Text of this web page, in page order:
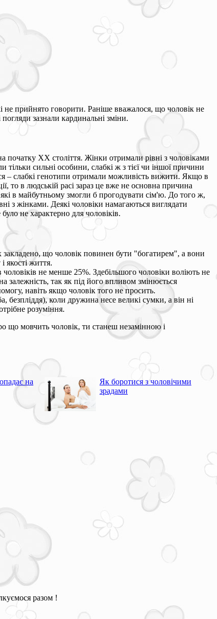
не прийнято говорити. Раніше вважалося, що чоловік не
зазнали кардинальні зміни.
початку ХХ століття. Жінки отримали рівні з чоловіками
сильні особини, слабкі ж з тієї чи іншої причини
– слабкі генотипи отримали можливість вижити. Якщо в
то в людській расі зараз це вже не основна причина
в майбутньому змогли б прогодувати сім'ю. До того ж,
з жінками. Деякі чоловіки намагаються виглядати
не характерно для чоловіків.
закладено, що чоловік повинен бути "богатирем", а вони
якості життя.
чоловіків не менше 25%. Здебільшого чоловіки воліють не
залежність, так як під його впливом змінюється
навіть якщо чоловік того не просить.
безпліддя), коли дружина несе великі сумки, а він ні
розуміння.
що мовчить чоловік, ти станеш незамінною і
на
Як боротися з чоловічими
зрадами
разом !